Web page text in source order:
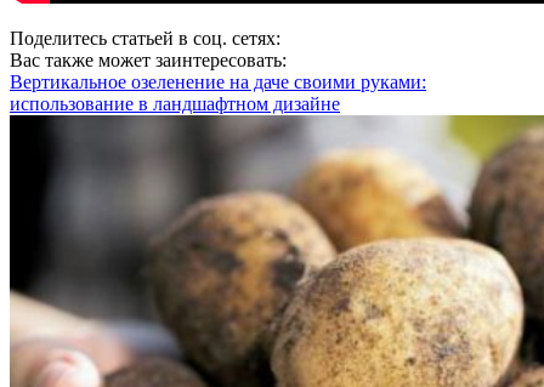
Поделитесь статьей в соц. сетях:
Вас также может заинтересовать:
Вертикальное озеленение на даче своими руками:
использование в ландшафтном дизайне